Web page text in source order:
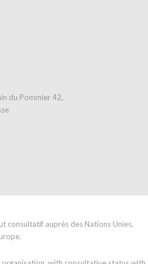
du Pommier 42,
consultatif auprès des Nations Unies,